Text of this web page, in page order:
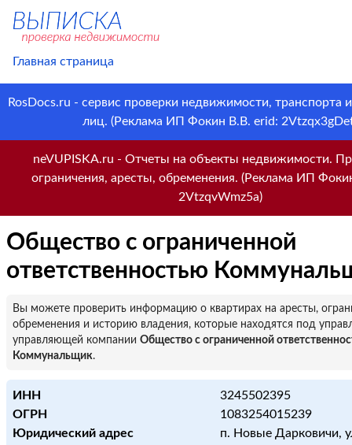
Главная страница
RosDocs.ru - сервис проверки недвижимости, транспорта
лиц. (Реклама ИП Фокин В.В. erid:
neVUPISKA.ru - Отчеты на объекты недвижимости.
ограничения, аресты, обременения. (Реклама ИП
2VtzqvWmz5a)
Общество с ограниченной
ответственностью
Вы можете проверить информацию о квартирах на аресты,
обременения и историю владения, которые находятся под
управляющей компании Общество с ограниченной
Коммунальщик.
ИНН
3245502395
ОГРН
1083254015239
Юридический адрес
п. Новые Дарковичи,